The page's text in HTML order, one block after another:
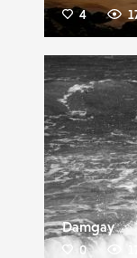
4
Damgay
0